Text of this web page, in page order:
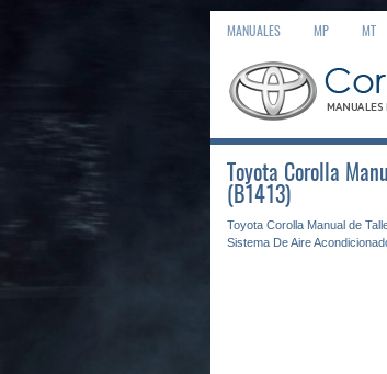
MANUALES MP MT
Toyota Corolla
(B1413)
Toyota Corolla Manual de
Sistema De Aire